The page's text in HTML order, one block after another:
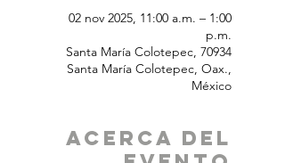
02 nov 2025, 11:00 a.m. – 1:00
p.m.
Santa María Colotepec, 70934
Santa María Colotepec, Oax.,
México
Acerca del